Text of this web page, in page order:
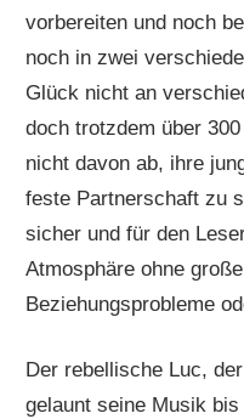
vorbereiten und noch
noch in zwei
Glück nicht an
doch trotzdem über
nicht davon ab, ihre
feste Partnerschaft zu
sicher und für den
Atmosphäre ohne
Beziehungsprobleme
Der rebellische Luc,
gelaunt seine Musik